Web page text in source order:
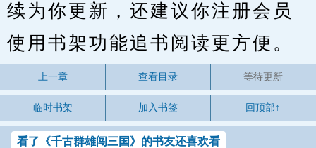
续为你更新，还建议你注册会员
使用书架功能追书阅读更方便。
上一章 查看目录 等待更新
临时书架 加入书签 回顶部↑
看了《千古群雄闯三国》的书友还喜欢看